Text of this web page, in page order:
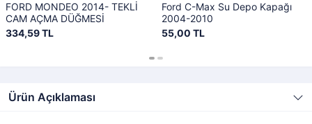
FORD MONDEO 2014- TEKLİ
CAM AÇMA DÜĞMESİ
334,59 TL
Ford C-Max Su Depo Kapağı
2004-2010
55,00 TL
Ürün Açıklaması